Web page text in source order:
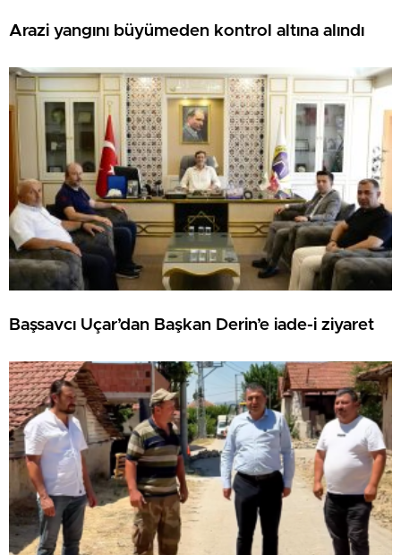
Arazi yangını büyümeden kontrol altına alındı
Başsavcı Uçar’dan Başkan Derin’e iade-i ziyaret